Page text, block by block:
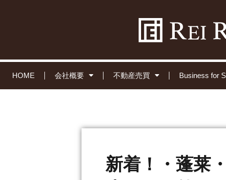
HOME 会社概要 不動産売買 Business for
新着！・蓬莱